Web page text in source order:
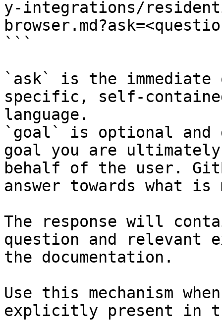
y-integrations/
```
`ask` is the
specific, self-
language.
`goal` is optional and
goal you are
behalf of the user.
answer towards what
The response will
question and relevant
the documentation.
Use this mechanism
explicitly present in